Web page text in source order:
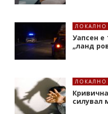
ЛОКАЛНО
Уапсен е
„ланд
ЛОКАЛНО
силувал